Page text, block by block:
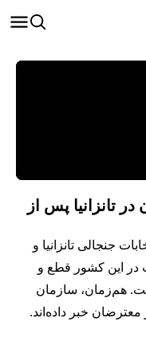
تانزانیا پس از
جنجالی تانزانیا و
در این کشور قطع و
هم‌زمان، سازمان
خبر داده‌اند.